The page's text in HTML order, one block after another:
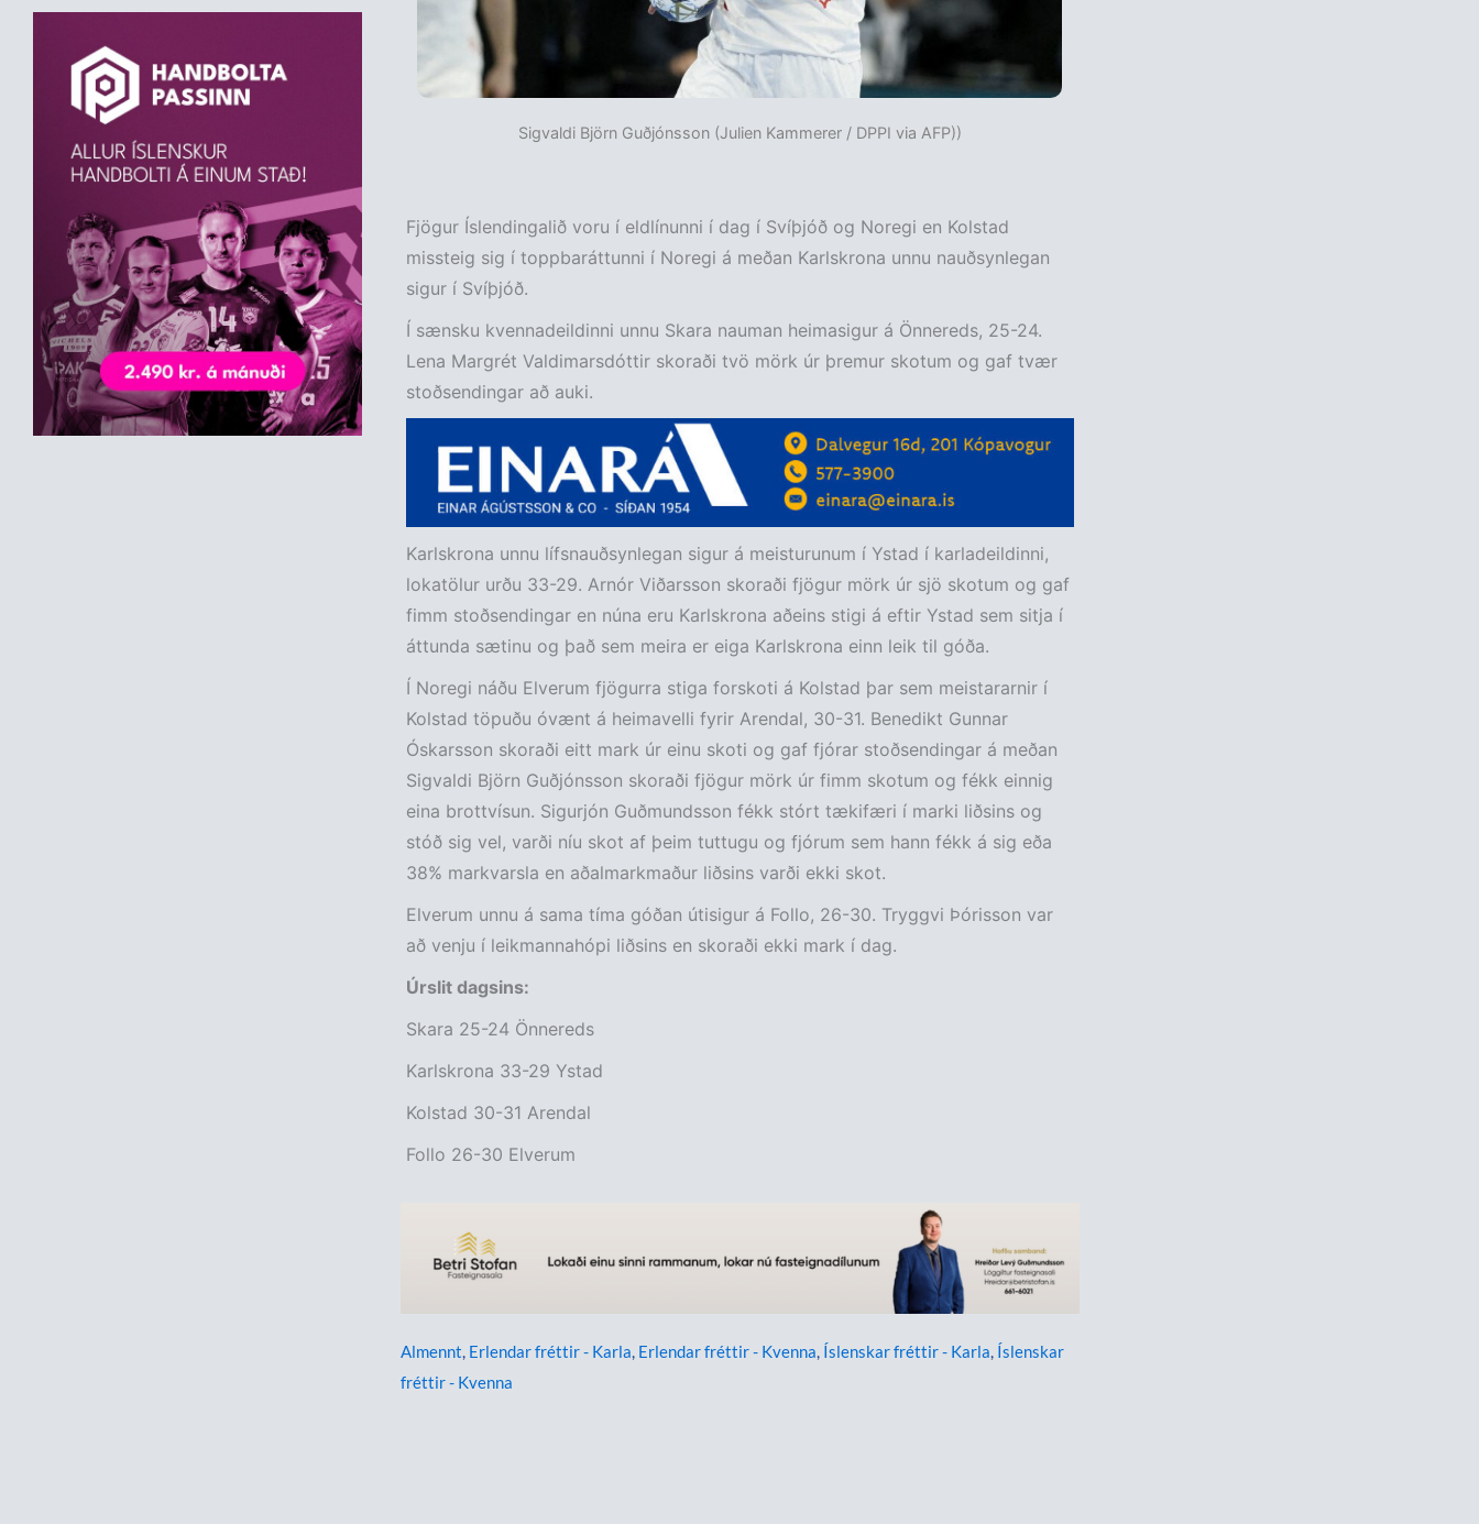
Sigvaldi Björn Guðjónsson (Julien Kammerer / DPPI via AFP))
Fjögur Íslendingalið voru í eldlínunni í dag í Svíþjóð og Noregi en Kolstad
missteig sig í toppbaráttunni í Noregi á meðan Karlskrona unnu nauðsynlegan
sigur í Svíþjóð.
Í sænsku kvennadeildinni unnu Skara nauman heimasigur á Önnereds, 25-24.
Lena Margrét Valdimarsdóttir skoraði tvö mörk úr þremur skotum og gaf tvær
stoðsendingar að auki.
Karlskrona unnu lífsnauðsynlegan sigur á meisturunum í Ystad í karladeildinni,
lokatölur urðu 33-29. Arnór Viðarsson skoraði fjögur mörk úr sjö skotum og gaf
fimm stoðsendingar en núna eru Karlskrona aðeins stigi á eftir Ystad sem sitja í
áttunda sætinu og það sem meira er eiga Karlskrona einn leik til góða.
Í Noregi náðu Elverum fjögurra stiga forskoti á Kolstad þar sem meistararnir í
Kolstad töpuðu óvænt á heimavelli fyrir Arendal, 30-31. Benedikt Gunnar
Óskarsson skoraði eitt mark úr einu skoti og gaf fjórar stoðsendingar á meðan
Sigvaldi Björn Guðjónsson skoraði fjögur mörk úr fimm skotum og fékk einnig
eina brottvísun. Sigurjón Guðmundsson fékk stórt tækifæri í marki liðsins og
stóð sig vel, varði níu skot af þeim tuttugu og fjórum sem hann fékk á sig eða
38% markvarsla en aðalmarkmaður liðsins varði ekki skot.
Elverum unnu á sama tíma góðan útisigur á Follo, 26-30. Tryggvi Þórisson var
að venju í leikmannahópi liðsins en skoraði ekki mark í dag.
Úrslit dagsins:
Skara 25-24 Önnereds
Karlskrona 33-29 Ystad
Kolstad 30-31 Arendal
Follo 26-30 Elverum
Almennt, Erlendar fréttir - Karla, Erlendar fréttir - Kvenna, Íslenskar fréttir - Karla, Íslenskar
fréttir - Kvenna